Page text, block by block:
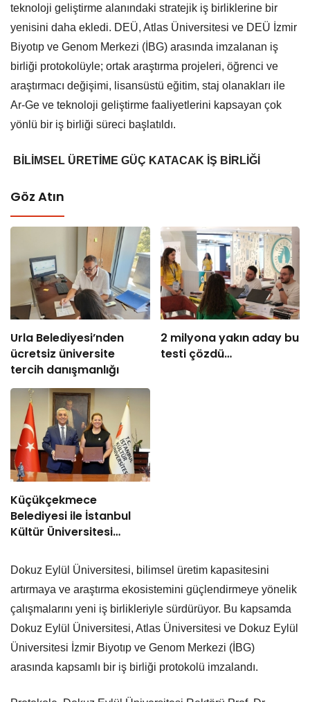
teknoloji geliştirme alanındaki stratejik iş birliklerine bir
yenisini daha ekledi. DEÜ, Atlas Üniversitesi ve DEÜ İzmir
Biyotıp ve Genom Merkezi (İBG) arasında imzalanan iş
birliği protokolüyle; ortak araştırma projeleri, öğrenci ve
araştırmacı değişimi, lisansüstü eğitim, staj olanakları ile
Ar-Ge ve teknoloji geliştirme faaliyetlerini kapsayan çok
yönlü bir iş birliği süreci başlatıldı.
BİLİMSEL ÜRETİME GÜÇ KATACAK İŞ BİRLİĞİ
Göz Atın
Urla Belediyesi’nden
ücretsiz üniversite
tercih danışmanlığı
2 milyona yakın aday bu
testi çözdü…
Küçükçekmece
Belediyesi ile İstanbul
Kültür Üniversitesi
Alanında İş Birliği
Dokuz Eylül Üniversitesi, bilimsel üretim kapasitesini
artırmaya ve araştırma ekosistemini güçlendirmeye yönelik
çalışmalarını yeni iş birlikleriyle sürdürüyor. Bu kapsamda
Dokuz Eylül Üniversitesi, Atlas Üniversitesi ve Dokuz Eylül
Üniversitesi İzmir Biyotıp ve Genom Merkezi (İBG)
arasında kapsamlı bir iş birliği protokolü imzalandı.